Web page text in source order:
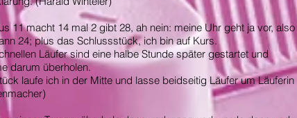
11 macht 14 mal 2 gibt 28, ah nein: meine Uhr geht ja vor, also
24; plus das Schlussstück, ich bin auf Kurs.
Läufer sind eine halbe Stunde später gestartet und
darum überholen.
laufe ich in der Mitte und lasse beidseitig Läufer um Läuferin